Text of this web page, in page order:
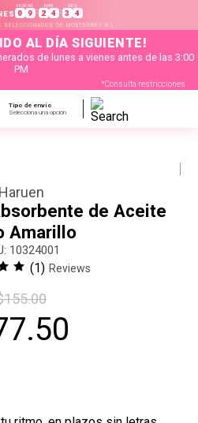
HORAS
0 9 :
MIN
2 4 :
SEG
3 4
SELECCIONADOS DE MONTERREY N.L
AL DÍA SIGUIENTE!
de lunes a vienes antes de las 3:00
PM
*Consulta restricciones
Tipo de envío
Selecciona una opción
Haruen
de Aceite
Amarillo
: 10324001
(1) Reviews
155.00
.50